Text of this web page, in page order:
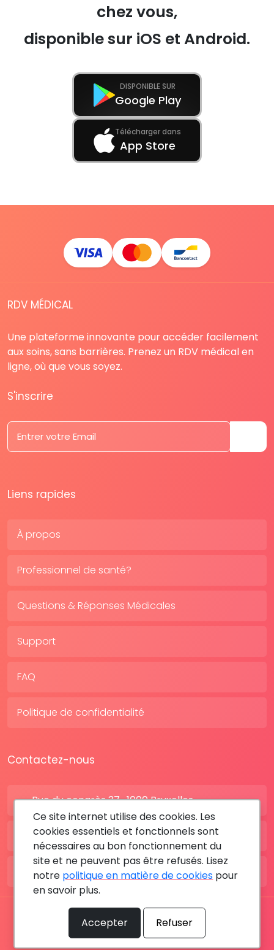
chez vous,
disponible sur iOS et Android.
DISPONIBLE SUR
Google Play
Télécharger dans
App Store
RDV MÉDICAL
Une plateforme innovante pour accéder facilement
aux soins, sans barrières. Prenez un RDV médical en
ligne, où que vous soyez.
S'inscrire
Liens rapides
À propos
Professionnel de santé?
Questions & Réponses Médicales
Support
FAQ
Politique de confidentialité
Contactez-nous
Rue du congrès 37 , 1000 Bruxelles
BE: +32 28080227
FR: +33 183642895
Tous les droits sont réservés © 2026 RDV MÉDICAL By
MediaSatCom
Ce site internet utilise des cookies. Les
cookies essentiels et fonctionnels sont
nécessaires au bon fonctionnement du
site et ne peuvent pas être refusés. Lisez
notre politique en matière de cookies pour
en savoir plus.
Accepter Refuser